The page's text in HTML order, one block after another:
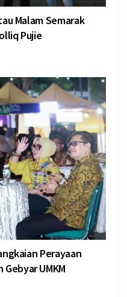
Malam Semarak
Pujie
Perayaan
UMKM